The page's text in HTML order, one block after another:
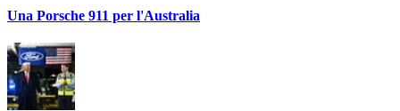
Una Porsche 911 per l'Australia